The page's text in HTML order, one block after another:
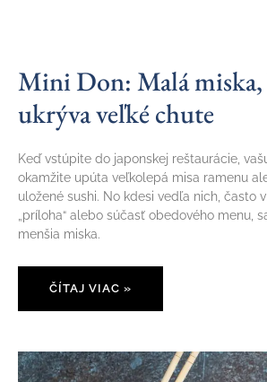
Mini Don: Malá
ukrýva veľké chute
Keď vstúpite do japonskej reštaurácie,
okamžite upúta veľkolepá misa ramenu
uložené sushi. No kdesi vedľa nich, často
„príloha“ alebo súčasť obedového menu,
menšia miska.
ČÍTAJ VIAC »